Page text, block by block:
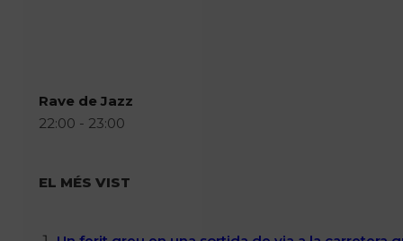
Rave de Jazz
22:00 - 23:00
EL MÉS VIST